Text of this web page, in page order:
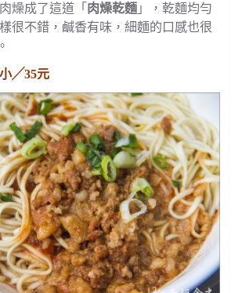
燥成了這道「 肉燥乾麵 」，乾麵均勻
很不錯，鹹香有味，細麵的口感也很
╱35元